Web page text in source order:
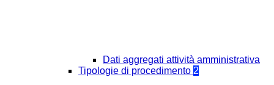
Dati aggregati attività amministrativa
Tipologie di procedimento 2